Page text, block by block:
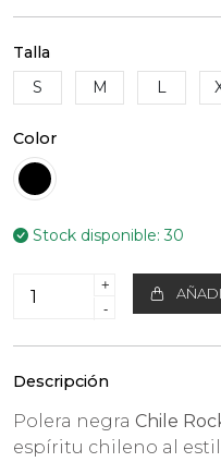
Talla
S
M L
Color
Stock disponible:30
+
-
Descripción
Polera negra Chile
espíritu chileno al